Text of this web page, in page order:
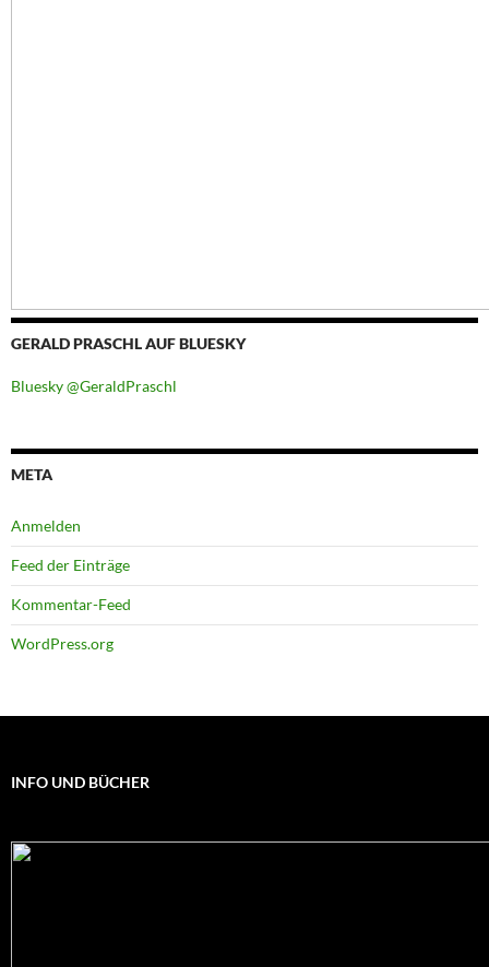
GERALD PRASCHL AUF BLUESKY
Bluesky @GeraldPraschl
META
Anmelden
Feed der Einträge
Kommentar-Feed
WordPress.org
INFO UND BÜCHER